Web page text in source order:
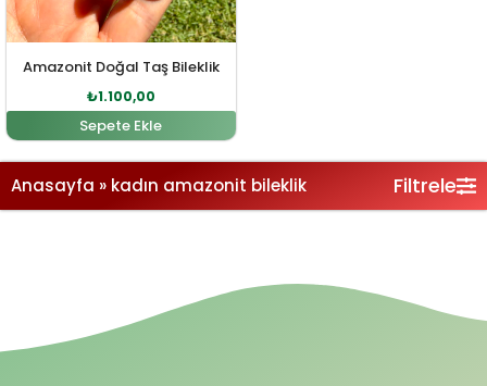
Amazonit Doğal Taş Bileklik
₺1.100,00
Sepete Ekle
Anasayfa » kadın amazonit bileklik Filtrele